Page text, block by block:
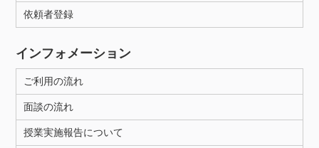
距離：15km以内
年齢：18-101歳
依頼者登録
インフォメーション
ご利用の流れ
面談の流れ
授業実施報告について